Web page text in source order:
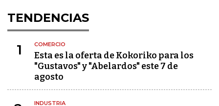
TENDENCIAS
1 COMERCIO
Esta es la oferta de Kokoriko para los
"Gustavos" y "Abelardos" este 7 de
agosto
INDUSTRIA